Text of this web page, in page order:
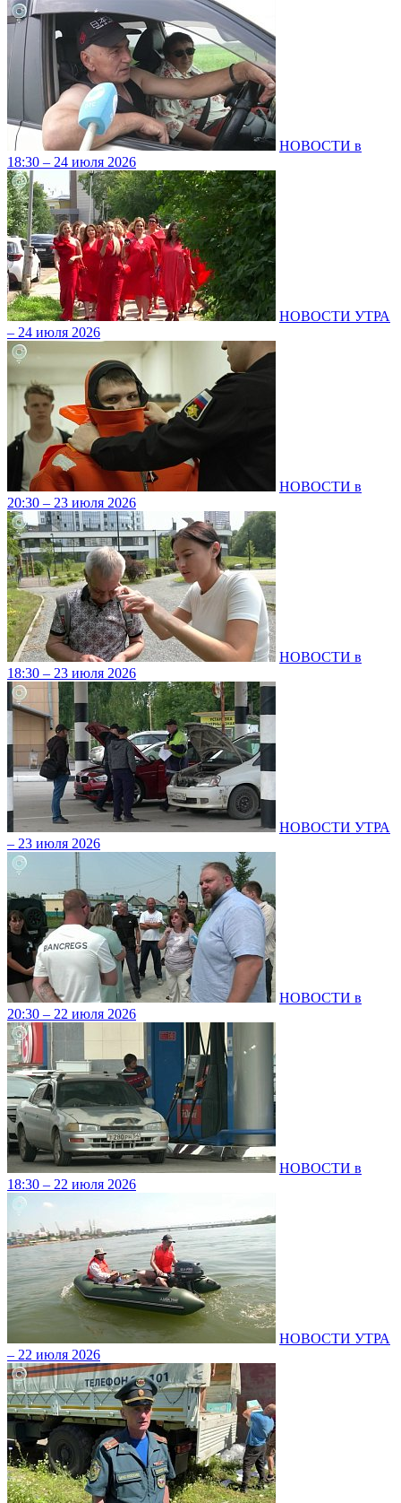
НОВОСТИ в
18:30 – 24 июля 2026
НОВОСТИ УТРА
– 24 июля 2026
НОВОСТИ в
20:30 – 23 июля 2026
НОВОСТИ в
18:30 – 23 июля 2026
НОВОСТИ УТРА
– 23 июля 2026
НОВОСТИ в
20:30 – 22 июля 2026
НОВОСТИ в
18:30 – 22 июля 2026
НОВОСТИ УТРА
– 22 июля 2026